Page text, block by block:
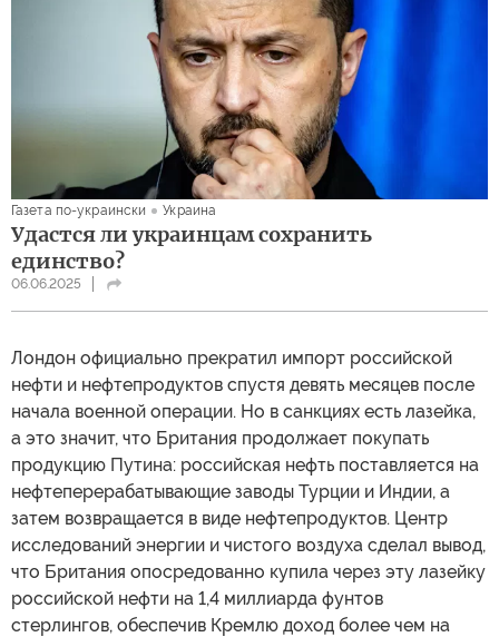
Газета по-украински Украина
Удастся ли украинцам сохранить
единство?
06.06.2025
Лондон официально прекратил импорт российской
нефти и нефтепродуктов спустя девять месяцев после
начала военной операции. Но в санкциях есть лазейка,
а это значит, что Британия продолжает покупать
продукцию Путина: российская нефть поставляется на
нефтеперерабатывающие заводы Турции и Индии, а
затем возвращается в виде нефтепродуктов. Центр
исследований энергии и чистого воздуха сделал вывод,
что Британия опосредованно купила через эту лазейку
российской нефти на 1,4 миллиарда фунтов
стерлингов, обеспечив Кремлю доход более чем на